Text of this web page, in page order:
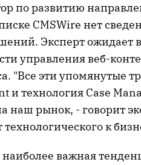
по развитию
CMSWire нет
Эксперт ожидает
управления веб-
"Все эти упомянутые
и технология Case
наш рынок, - говорит
к
важная